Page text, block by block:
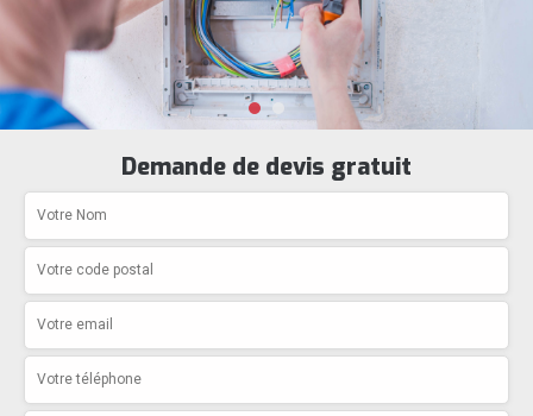
Demande de devis gratuit